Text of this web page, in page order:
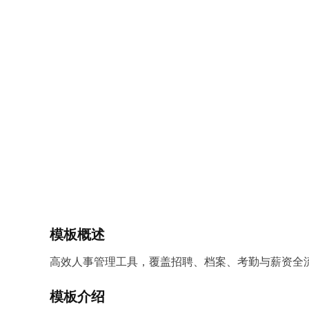
模板概述
高效人事管理工具，覆盖招聘、档案、考勤与薪资全
模板介绍